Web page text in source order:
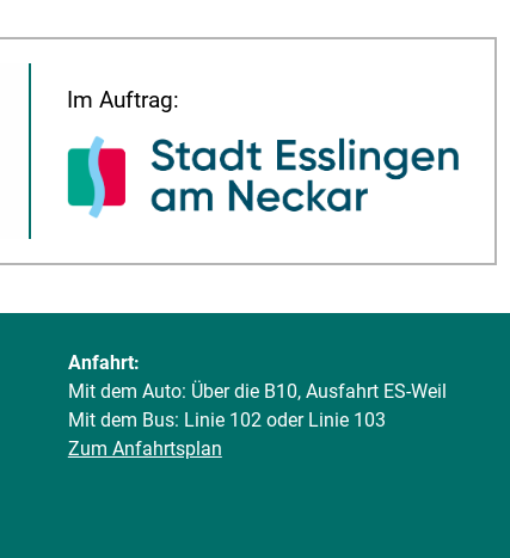
Im Auftrag:
Anfahrt:
Mit dem Auto: Über die B10, Ausfahrt ES-Weil
Mit dem Bus: Linie 102 oder Linie 103
Zum Anfahrtsplan